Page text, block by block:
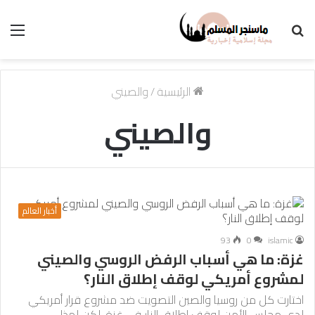
الرئيسية/والصيني
والصيني
أخبار العالم
islamic
0
93
غزة: ما هي أسباب الرفض الروسي والصيني
لمشروع أمريكي لوقف إطلاق النار؟
اختارت كل من روسيا والصين التصويت ضد مشروع قرار أمريكي